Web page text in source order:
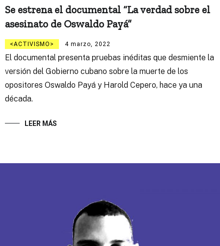
Se estrena el documental “La verdad sobre el
asesinato de Oswaldo Payá”
ACTIVISMO 4 marzo, 2022
El documental presenta pruebas inéditas que desmiente la
versión del Gobierno cubano sobre la muerte de los
opositores Oswaldo Payá y Harold Cepero, hace ya una
década.
LEER MÁS